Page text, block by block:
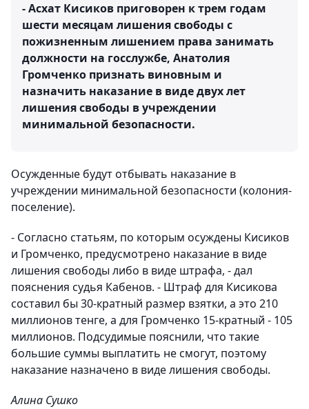
- Асхат Кисиков приговорен к трем годам
шести месяцам лишения свободы с
пожизненным лишением права занимать
должности на госслужбе, Анатолия
Громченко признать виновным и
назначить наказание в виде двух лет
лишения свободы в учреждении
минимальной безопасности.
Осужденные будут отбывать наказание в
учреждении минимальной безопасности (колония-
поселение).
- Согласно статьям, по которым осуждены Кисиков
и Громченко, предусмотрено наказание в виде
лишения свободы либо в виде штрафа, - дал
пояснения судья Кабенов. - Штраф для Кисикова
составил бы 30-кратный размер взятки, а это 210
миллионов тенге, а для Громченко 15-кратный - 105
миллионов. Подсудимые пояснили, что такие
большие суммы выплатить не смогут, поэтому
наказание назначено в виде лишения свободы.
Алина Сушко